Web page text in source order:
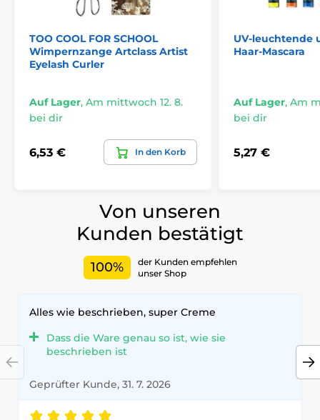
TOO COOL FOR SCHOOL
Wimpernzange Artclass Artist
Eyelash Curler
Auf Lager, Am mittwoch 12. 8.
bei dir
6,53 € In den Korb
UV-leuchtende
Haar-Mascara
Auf Lager, Am
bei dir
5,27 €
Von unseren
Kunden bestätigt
100%
der Kunden empfehlen
unser Shop
Alles wie beschrieben, super Creme
Dass die Ware genau so ist, wie sie
beschrieben ist
Geprüfter Kunde, 31. 7. 2026